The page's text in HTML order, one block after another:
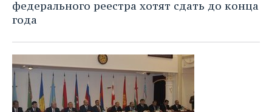
федерального реестра хотят сдать до конца
года